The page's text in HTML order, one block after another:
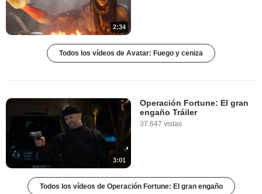
2:34
Todos los vídeos de Avatar: Fuego y ceniza
3:01
Operación Fortune: El gran
engaño Tráiler
37.647 vistas
Todos los vídeos de Operación Fortune: El gran engaño